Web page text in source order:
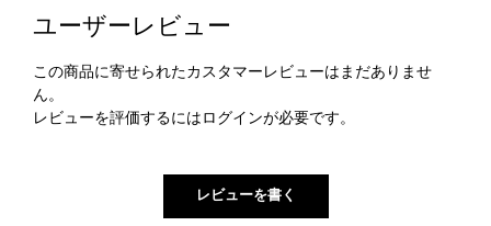
ユーザーレビュー
この商品に寄せられたカスタマーレビューはまだありませ
ん。
レビューを評価するには ログインが必要です。